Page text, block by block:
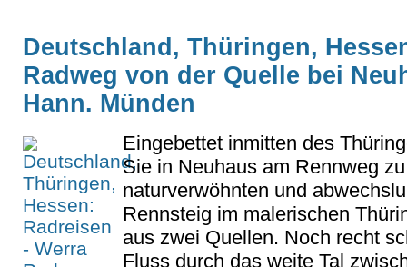
Deutschland, Thüringen,
Radweg von der Quelle bei
Hann. Münden
Eingebettet inmitten des
Sie in Neuhaus am Rennweg
naturverwöhnten und
Rennsteig im malerischen
aus zwei Quellen. Noch recht
Fluss durch das weite Tal